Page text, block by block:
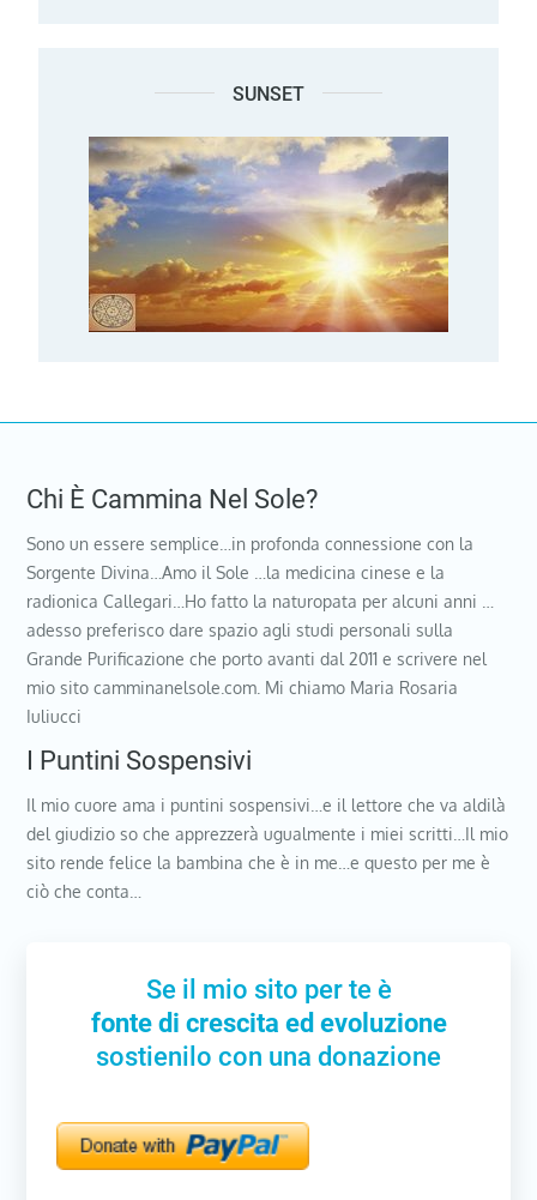
SUNSET
Chi È Cammina Nel Sole?
Sono un essere semplice…in profonda connessione con la
Sorgente Divina…Amo il Sole …la medicina cinese e la
radionica Callegari…Ho fatto la naturopata per alcuni anni …
adesso preferisco dare spazio agli studi personali sulla
Grande Purificazione che porto avanti dal 2011 e scrivere nel
mio sito camminanelsole.com. Mi chiamo Maria Rosaria
Iuliucci
I Puntini Sospensivi
Il mio cuore ama i puntini sospensivi…e il lettore che va aldilà
del giudizio so che apprezzerà ugualmente i miei scritti…Il mio
sito rende felice la bambina che è in me…e questo per me è
ciò che conta…
Se il mio sito per te è
fonte di crescita ed evoluzione
sostienilo con una donazione